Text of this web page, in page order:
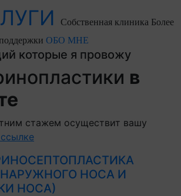
Собственная клиника Более
ОБО МНЕ
которые я провожу
в
стажем осуществит вашу
НОСА И
НОСА)